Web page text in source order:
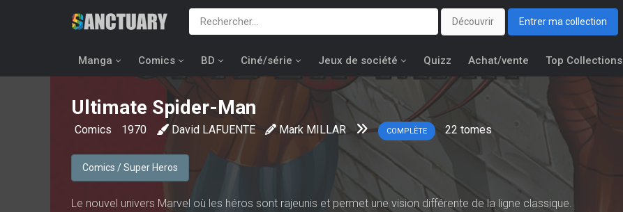
Découvrir Entrer ma collection
Manga Comics BD Ciné/série Jeux de société Quizz Achat/vente Top Collections
Ultimate Spider-Man
Comics 1970 David LAFUENTE Mark MILLAR COMPLÈTE 22 tomes
Comics / Super Heros
Le nouvel univers Marvel où les héros sont rajeunis et permet une vision différente de la ligne classique.